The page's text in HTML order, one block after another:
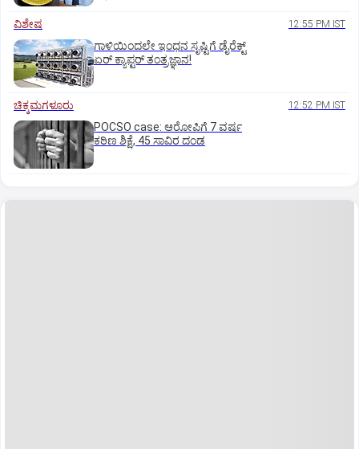
ವಿಶೇಷ 12:55 PM IST
ಗಾಳಿಯಿಂದಲೇ ಇಂಧನ ಸೃಷ್ಟಿಗೆ ಡೈರೆಕ್ಟ್
ಏರ್‌ ಕ್ಯಾಪ್ಟರ್ ತಂತ್ರಜ್ಞಾನ!
ಚಿಕ್ಕಮಗಳೂರು 12:52 PM IST
POCSO case: ಆರೋಪಿಗೆ 7 ವರ್ಷ
ಕಠಿಣ ಶಿಕ್ಷೆ, 45 ಸಾವಿರ ದಂಡ